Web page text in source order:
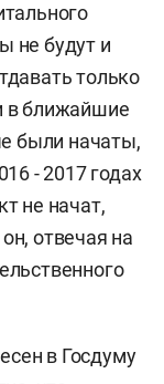
не будут и
только
в ближайшие
были начаты,
- 2017 годах
не начат,
отвечая на
в Госдуму